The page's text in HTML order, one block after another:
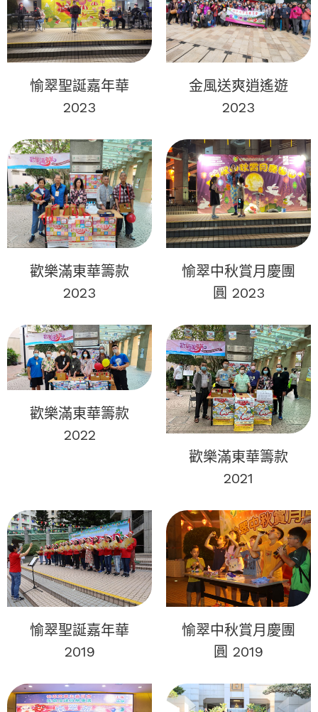
愉翠聖誕嘉年華
2023
金風送爽逍遙遊
2023
歡樂滿東華籌款
2023
愉翠中秋賞月慶團
圓 2023
歡樂滿東華籌款
2022
歡樂滿東華籌款
2021
愉翠聖誕嘉年華
2019
愉翠中秋賞月慶團
圓 2019